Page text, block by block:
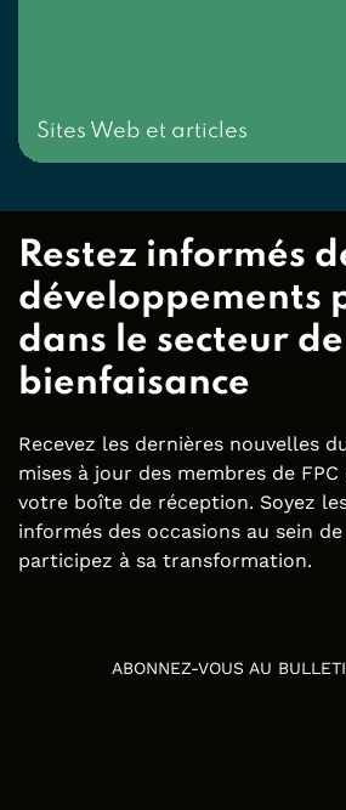
Sites Web et articles
Restez informés
développements
dans le secteur
bienfaisance
Recevez les dernières nouvelles
mises à jour des membres de
votre boîte de réception. Soyez
informés des occasions au sein
participez à sa transformation.
ABONNEZ-VOUS AU